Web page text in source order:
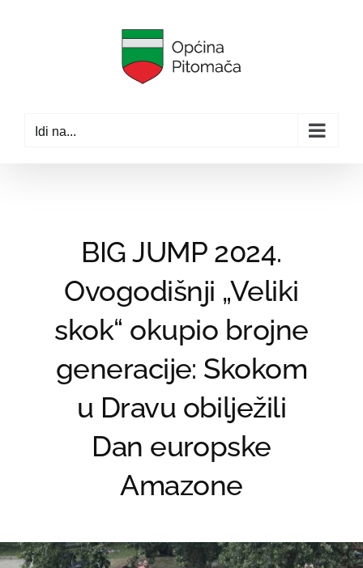
Idi na...
BIG JUMP 2024.
Ovogodišnji „Veliki
skok“ okupio brojne
generacije: Skokom
u Dravu obilježili
Dan europske
Amazone